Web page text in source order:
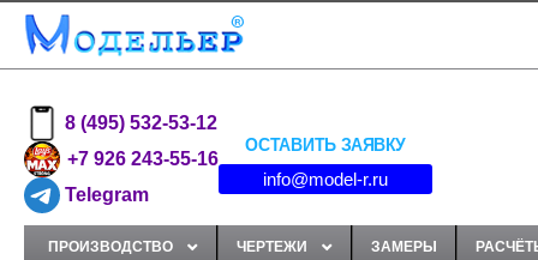
8 (495) 532-53-12
+7 926 243-55-16
Telegram
ОСТАВИТЬ ЗАЯВКУ
info@model-r.ru
ПРОИЗВОДСТВО ЧЕРТЕЖИ ЗАМЕРЫ